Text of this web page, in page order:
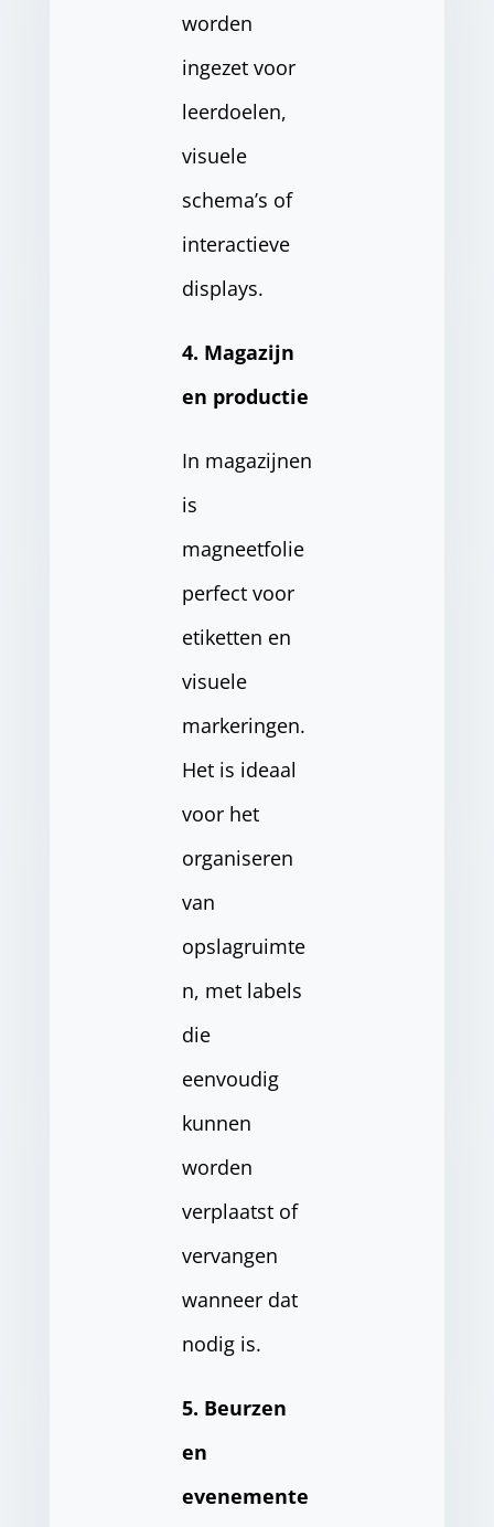
worden
ingezet voor
leerdoelen,
visuele
schema’s of
interactieve
displays.
4. Magazijn
en productie
In magazijnen
is
magneetfolie
perfect voor
etiketten en
visuele
markeringen.
Het is ideaal
voor het
organiseren
van
opslagruimte
n, met labels
die
eenvoudig
kunnen
worden
verplaatst of
vervangen
wanneer dat
nodig is.
5. Beurzen
en
evenemente